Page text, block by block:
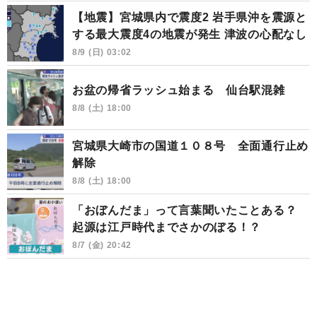
【地震】宮城県内で震度2 岩手県沖を震源と
する最大震度4の地震が発生 津波の心配なし
8/9 (日) 03:02
お盆の帰省ラッシュ始まる 仙台駅混雑
8/8 (土) 18:00
宮城県大崎市の国道１０８号 全面通行止め
解除
8/8 (土) 18:00
「おぼんだま」って言葉聞いたことある？
起源は江戸時代までさかのぼる！？
8/7 (金) 20:42